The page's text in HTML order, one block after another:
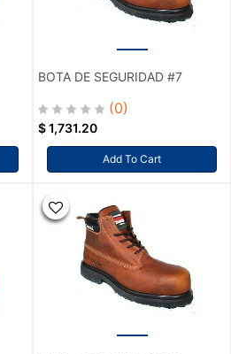
BOTA DE SEGURIDAD #7
(0)
$1,731.20
Add To Cart